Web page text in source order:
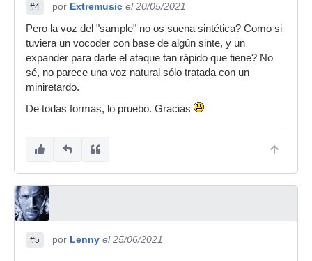
#4 por Extremusic el 20/05/2021
Pero la voz del "sample" no os suena sintética? Como si
tuviera un vocoder con base de algún sinte, y un
expander para darle el ataque tan rápido que tiene? No
sé, no parece una voz natural sólo tratada con un
miniretardo.
De todas formas, lo pruebo. Gracias
#5 por Lenny el 25/06/2021